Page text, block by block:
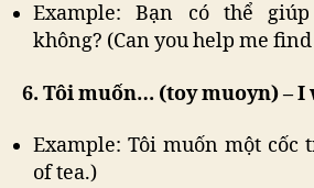
Example: Bạn có thể
không? (Can you help me
6. Tôi muốn… (toy muoyn) –
Example: Tôi muốn một cốc
of tea.)